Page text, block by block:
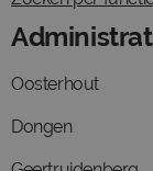
Oosterhout
Dongen